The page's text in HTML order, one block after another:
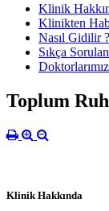
Klinik
Klinikten
Nasıl Gidilir ?
Sıkça
Doktorlarımız
Toplum
Klinik Hakkında